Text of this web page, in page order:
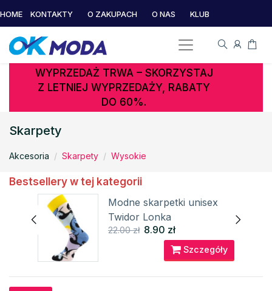
HOME KONTAKTY O ZAKUPACH O NAS KLUB
WYPRZEDAŻ TRWA – SKORZYSTAJ
Z LETNIEJ WYPRZEDAŻY, RABATY
DO 60%.
Skarpety
Akcesoria Skarpety Wysokie
Bestsellery w tej kategorii
Modne skarpetki unisex
Twidor Lonka
22.00 zł 8.90 zł
Szczegóły